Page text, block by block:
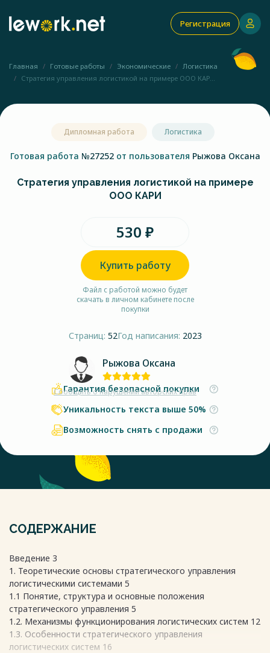
Регистрация
Главная Готовые работы Экономические
Логистика
Стратегия управления логистикой на примере ООО КАР...
Дипломная работа Логистика
Готовая работа №27252 от пользователя Рыжова Оксана
Стратегия управления логистикой на примере
ООО КАРИ
530 ₽
Купить работу
Файл с работой можно будет
скачать в личном кабинете после
покупки
Страниц: 52Год написания: 2023
Рыжова Оксана
Сообщить о нарушении авторских прав
Гарантия безопасной покупки
Уникальность текста выше 50%
Возможность снять с продажи
СОДЕРЖАНИЕ
Введение 3
1. Теоретические основы стратегического управления
логистическими системами 5
1.1 Понятие, структура и основные положения
стратегического управления 5
1.2. Механизмы функционирования логистических систем 12
1.3. Особенности стратегического управления
логистических систем 16